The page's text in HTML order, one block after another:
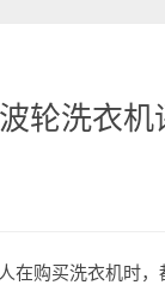
轮洗衣
在购买洗衣机时，